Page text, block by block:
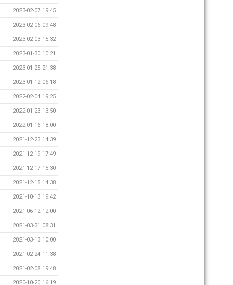
2023-02-07 19:45
2023-02-06 09:48
2023-02-03 15:32
2023-01-30 10:21
2023-01-25 21:38
2023-01-12 06:18
2022-02-04 19:25
2022-01-23 13:50
2022-01-16 18:00
2021-12-23 14:39
2021-12-19 17:49
2021-12-17 15:30
2021-12-15 14:38
2021-10-13 19:42
2021-06-12 12:00
2021-03-31 08:31
2021-03-13 10:00
2021-02-24 11:38
2021-02-08 19:48
2020-10-20 16:19